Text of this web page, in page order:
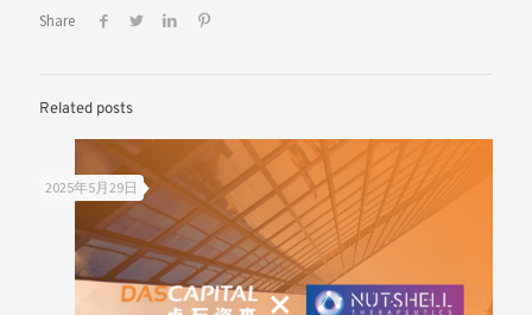
Share
Related posts
2025年5月29日